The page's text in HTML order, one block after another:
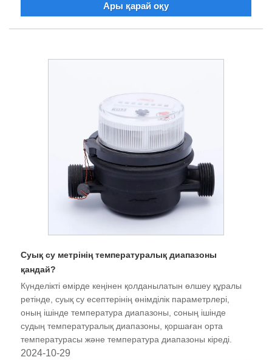
Ары қарай оқу
Суық су метрінің температуралық диапазоны
қандай?
Күнделікті өмірде кеңінен қолданылатын өлшеу құралы
ретінде, суық су есептерінің өнімділік параметрлері,
оның ішінде температура диапазоны, соның ішінде
судың температуралық диапазоны, қоршаған орта
температурасы және температура диапазоны кіреді.
2024-10-29